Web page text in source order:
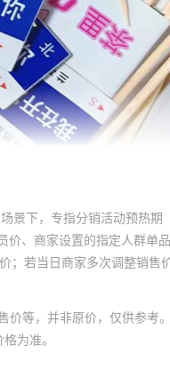
景下，专指分销活动预热
、商家设置的指定人群单
若当日商家多次调整销售
等，并非原价，仅供参考。
为准。